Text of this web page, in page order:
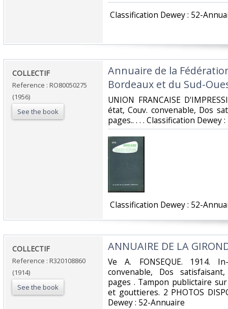
Classification Dewey : 52-
‎COLLECTIF‎
Reference : RO80050275
(1956)
See the book
‎Annuaire de la
Bordeaux et du Sud-
‎UNION FRANCAISE
état, Couv. convenable, Dos
pages.. . . . Classification Dewey
Classification Dewey : 52-
‎COLLECTIF‎
Reference : R320108860
(1914)
See the book
‎ANNUAIRE DE LA
‎Ve A. FONSEQUE. 1914.
convenable, Dos
pages . Tampon publictaire
et gouttieres. 2 PHOTOS
Dewey : 52-Annuaire‎